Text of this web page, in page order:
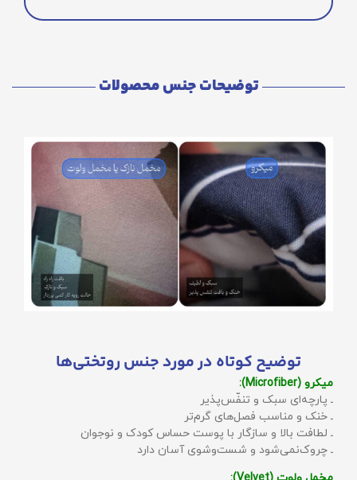
توضیحات جنس محصولات
توضیح کوتاه در مورد جنس روتختی‌ها
میکرو (Microfiber):
ـ پارچه‌ای سبک و تنفّس‌پذیر
ـ خنک و مناسب فصل‌های گرم‌تر
ـ لطافت بالا و سازگار با پوست حساس کودک و نوجوان
ـ چروک‌نمی‌شود و شست‌وشوی آسان دارد